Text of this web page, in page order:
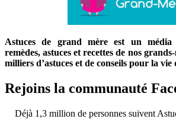
Astuces de grand mère est un
remèdes, astuces et recettes de nos
milliers d’astuces et de conseils pour la vie
Rejoins la communauté
Déjà 1,3 million de personnes suivent